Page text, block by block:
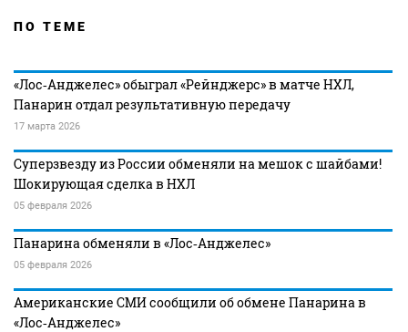
ПО ТЕМЕ
«Лос‑Анджелес» обыграл «Рейнджерс» в матче НХЛ,
Панарин отдал результативную передачу
17 марта 2026
Суперзвезду из России обменяли на мешок с шайбами!
Шокирующая сделка в НХЛ
05 февраля 2026
Панарина обменяли в «Лос‑Анджелес»
05 февраля 2026
Американские СМИ сообщили об обмене Панарина в
«Лос‑Анджелес»